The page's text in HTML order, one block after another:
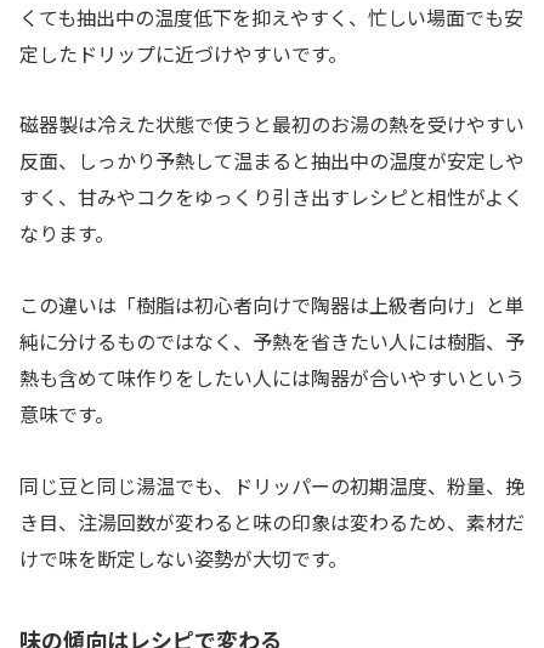
くても抽出中の温度低下を抑えやすく、忙しい場面でも安
定したドリップに近づけやすいです。
磁器製は冷えた状態で使うと最初のお湯の熱を受けやすい
反面、しっかり予熱して温まると抽出中の温度が安定しや
すく、甘みやコクをゆっくり引き出すレシピと相性がよく
なります。
この違いは「樹脂は初心者向けで陶器は上級者向け」と単
純に分けるものではなく、予熱を省きたい人には樹脂、予
熱も含めて味作りをしたい人には陶器が合いやすいという
意味です。
同じ豆と同じ湯温でも、ドリッパーの初期温度、粉量、挽
き目、注湯回数が変わると味の印象は変わるため、素材だ
けで味を断定しない姿勢が大切です。
味の傾向はレシピで変わる